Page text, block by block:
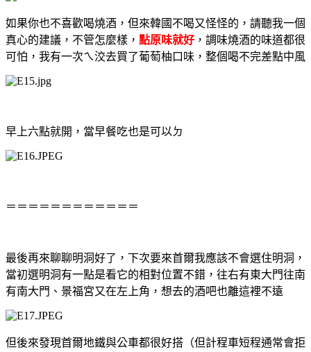
如果你也不喜歡喝燒酒，但來韓國不喝又怪怪的，請聽我一個
真心的建議，不管怎麼樣， 點原味就好 ，調味燒酒的味道都很
可怕，我有一次ㄟ洨去買了葡萄柚口味，整個喝不完差點中風
早上六點就開，當早餐吃也是可以ㄉ
＝＝＝＝＝＝＝＝＝＝＝＝
最後再來聊聊明洞好了，下次要來首爾我應該不會選住明洞，
當初選明洞有一點是看它的相對位置不錯，往右有東大門往南
有南大門、景福宮又在左上角，想去的酒吧也離這裡不遠
但後來發現首爾地鐵與公車都很好搭（但計程車短程通常會拒